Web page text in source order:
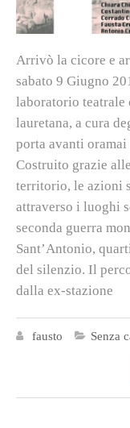
Arrivò la cicore e
sabato 9 Giugno
laboratorio teatrale
lauretana, a cura
porta avanti
Costruito grazie
territorio, le azioni
attraverso i luoghi
seconda guerra
Sant’Antonio,
del silenzio. Il
dalla ex-stazione
fausto Senza